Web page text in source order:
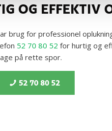
OG EFFEKTIV
brug for professionel
52 70 80 52 for hurtig og
på rette spor.
52 70 80 52